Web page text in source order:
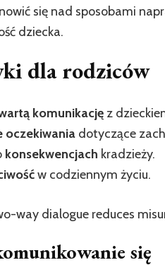
się nad sposobami
dziecka.
dla rodziców
komunikację z
oczekiwania dotyczące
konsekwencjach kradzieży.
w codziennym życiu.
way dialogue reduces
się